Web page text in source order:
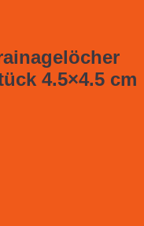
4.5×4.5 cm